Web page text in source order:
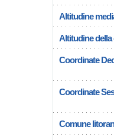
Altitudine
Altitudine della
Coordinate
Coordinate
Comune